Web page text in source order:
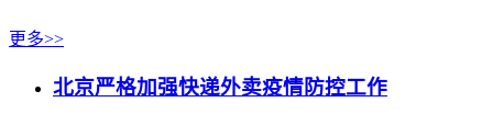
更多>>
北京严格加强快递外卖疫情防控工作